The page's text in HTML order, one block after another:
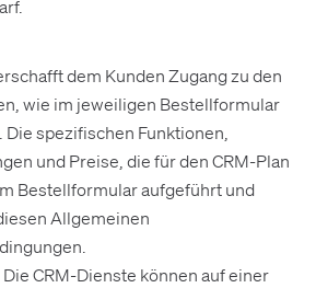
dem Kunden Zugang zu den
wie im jeweiligen Bestellformular
spezifischen Funktionen,
und Preise, die für den CRM-Plan
Bestellformular aufgeführt und
Allgemeinen
Die CRM-Dienste können auf einer